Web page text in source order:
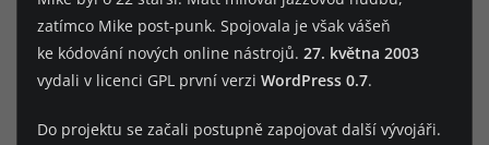
zatímco Mike post-punk. Spojovala je však vášeň
ke kódování nových online nástrojů. 27. května 2003
vydali v licenci GPL první verzi WordPress 0.7.
Do projektu se začali postupně zapojovat další vývojáři.